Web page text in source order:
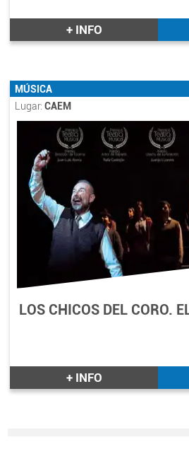
+ INFO
MÚSICA
Lugar: CAEM
LOS CHICOS DEL CORO.
+ INFO